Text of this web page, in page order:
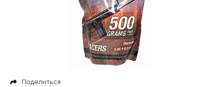
Поделиться